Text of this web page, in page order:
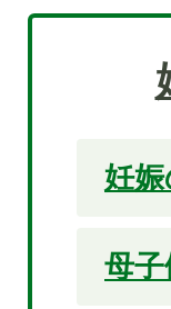
妊娠
母